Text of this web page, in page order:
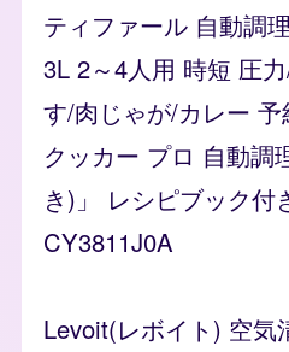
ティファール 自動調
3L 2～4人用 時短 圧
す/肉じゃが/カレー 予
クッカー プロ 自動調
き)」 レシピブック付
CY3811J0A
Levoit(レボイト) 空気